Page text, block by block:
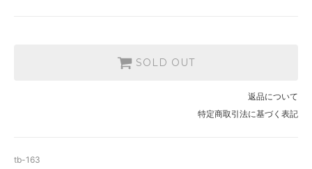
SOLD OUT
返品について
特定商取引法に基づく表記
tb-163